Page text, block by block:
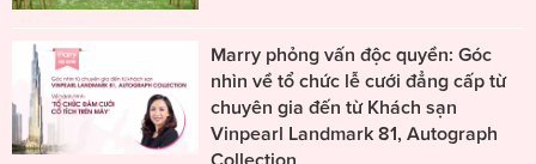
Marry phỏng vấn độc quyền: Góc
nhìn về tổ chức lễ cưới đẳng cấp từ
chuyên gia đến từ Khách sạn
Vinpearl Landmark 81, Autograph
Collection